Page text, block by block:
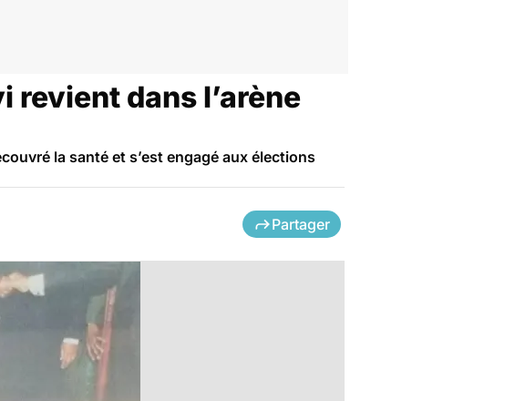
revient dans l’arène
la santé et s’est engagé aux élections
Partager